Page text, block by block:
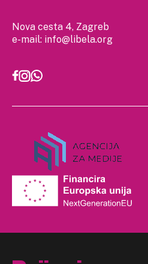
Nova cesta 4, Zagreb
e-mail: info@libela.org